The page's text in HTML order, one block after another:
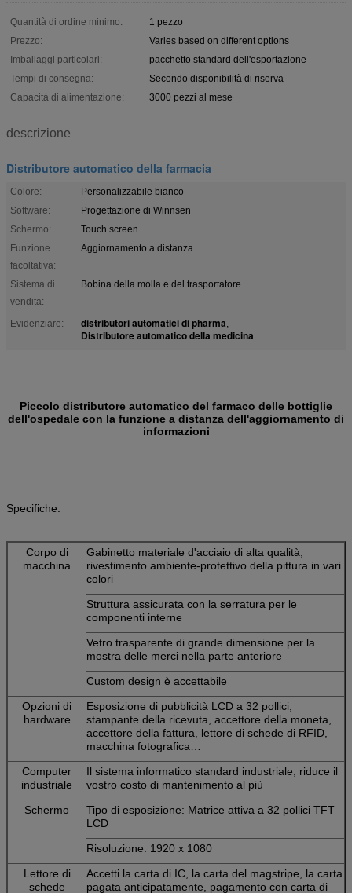
Quantità di ordine minimo:
1 pezzo
Prezzo:
Varies based on different options
Imballaggi particolari:
pacchetto standard dell'esportazione
Tempi di consegna:
Secondo disponibilità di riserva
Capacità di alimentazione:
3000 pezzi al mese
descrizione
Distributore automatico della farmacia
Colore:
Personalizzabile bianco
Software:
Progettazione di Winnsen
Schermo:
Touch screen
Funzione
facoltativa:
Aggiornamento a distanza
Sistema di
vendita:
Bobina della molla e del trasportatore
Evidenziare: distributori automatici di pharma,
Distributore automatico della medicina
Piccolo distributore automatico del farmaco delle bottiglie
dell'ospedale con la funzione a distanza dell'aggiornamento di
informazioni
Specifiche:
Corpo di
macchina
Gabinetto materiale d'acciaio di alta qualità,
rivestimento ambiente-protettivo della pittura in vari
colori
Struttura assicurata con la serratura per le
componenti interne
Vetro trasparente di grande dimensione per la
mostra delle merci nella parte anteriore
Custom design è accettabile
Opzioni di
hardware
Esposizione di pubblicità LCD a 32 pollici,
stampante della ricevuta, accettore della moneta,
accettore della fattura, lettore di schede di RFID,
macchina fotografica…
Computer
industriale
Il sistema informatico standard industriale, riduce il
vostro costo di mantenimento al più
Schermo
Tipo di esposizione: Matrice attiva a 32 pollici TFT
LCD
Risoluzione: 1920 x 1080
Lettore di
schede
Accetti la carta di IC, la carta del magstripe, la carta
pagata anticipatamente, pagamento con carta di